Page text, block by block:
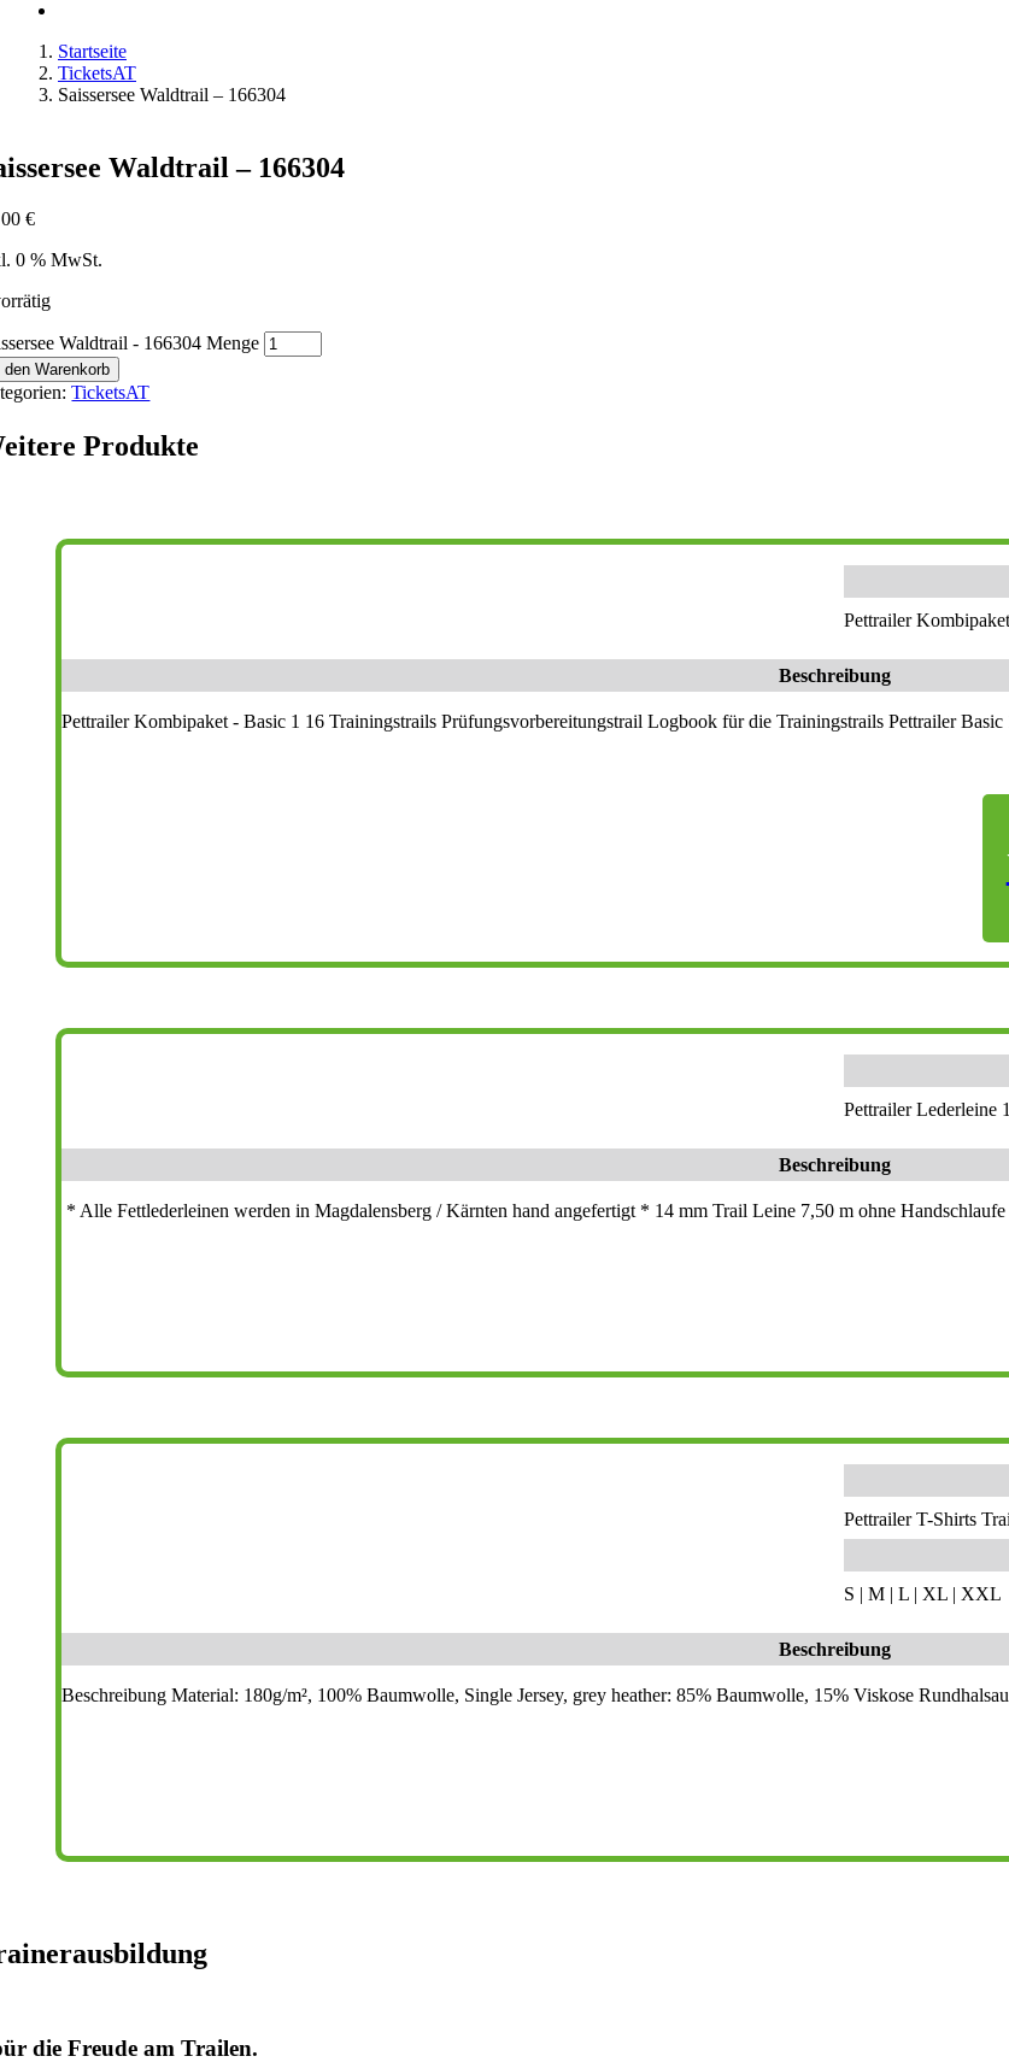
Startseite
TicketsAT
Saissersee Waldtrail – 166304
Waldtrail – 166304
€
0 % MwSt.
Waldtrail - 166304 Menge
den Warenkorb
TicketsAT
Produkte
Pettrailer
Beschreibung
Pettrailer Kombipaket - Basic 1 16 Trainingstrails Prüfungsvorbereitungstrail Logbook für die Trainingstrails Pettrailer
Pettrailer Lederleine
Beschreibung
* Alle Fettlederleinen werden in Magdalensberg / Kärnten hand angefertigt * 14 mm Trail Leine 7,50 m ohne
Pettrailer T-Shirts
S | M | L | XL | XXL
Beschreibung
Beschreibung Material: 180g/m², 100% Baumwolle, Single Jersey, grey heather: 85% Baumwolle, 15% Viskose
die Freude am Trailen.